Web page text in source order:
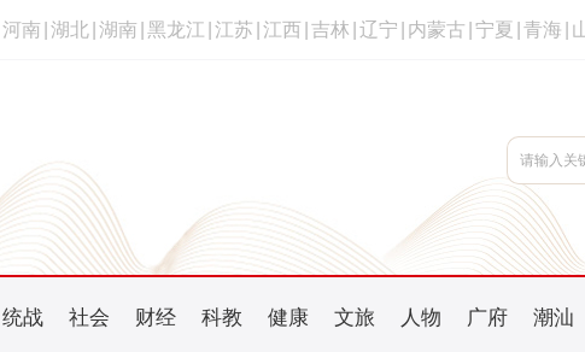
河南 湖北 湖南 黑龙江 江苏 江西 吉林 辽宁 内蒙古 宁夏 青海
统战 社会 财经 科教 健康 文旅 人物 广府 潮汕